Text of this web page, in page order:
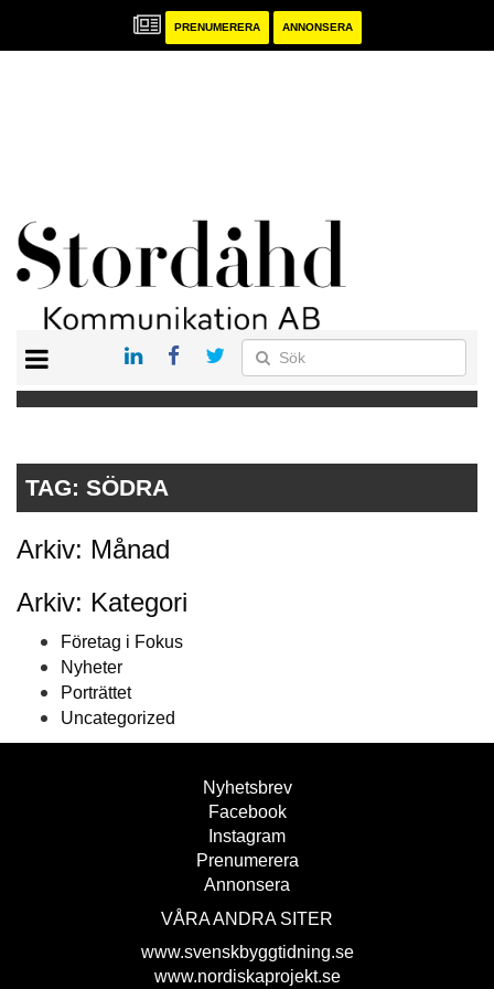
PRENUMERERA ANNONSERA
PUBLIKATIONER
TAG: SÖDRA
Arkiv: Månad
Arkiv: Kategori
Företag i Fokus
Nyheter
Porträttet
Uncategorized
Nyhetsbrev
Facebook
Instagram
Prenumerera
Annonsera
VÅRA ANDRA SITER
www.svenskbyggtidning.se
www.nordiskaprojekt.se